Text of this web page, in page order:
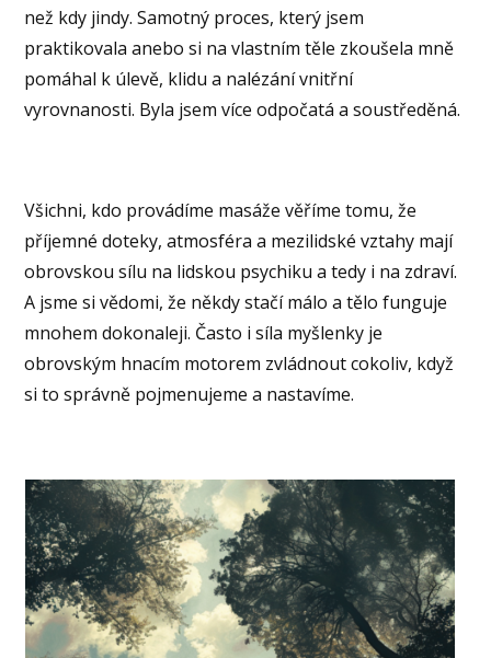
než kdy jindy. Samotný proces, který jsem
praktikovala anebo si na vlastním těle zkoušela mně
pomáhal k úlevě, klidu a nalézání vnitřní
vyrovnanosti. Byla jsem více odpočatá a soustředěná.
Všichni, kdo provádíme masáže věříme tomu, že
příjemné doteky, atmosféra a mezilidské vztahy mají
obrovskou sílu na lidskou psychiku a tedy i na zdraví.
A jsme si vědomi, že někdy stačí málo a tělo funguje
mnohem dokonaleji. Často i síla myšlenky je
obrovským hnacím motorem zvládnout cokoliv, když
si to správně pojmenujeme a nastavíme.